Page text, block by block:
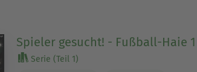
Spieler gesucht! - Fußball-Haie 1
Serie (Teil 1)